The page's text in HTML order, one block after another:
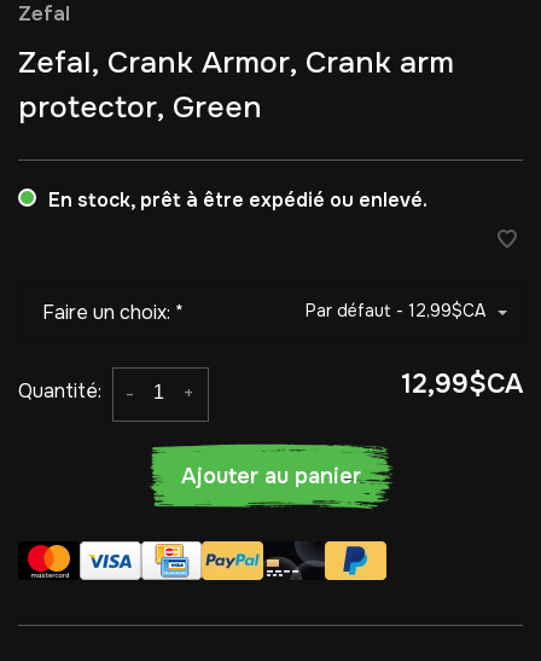
Zefal
Zefal, Crank Armor, Crank arm
protector, Green
En stock, prêt à être expédié ou enlevé.
Faire un choix: * Par défaut - 12,99$CA
Quantité: +
- 12,99$CA
Ajouter au panier